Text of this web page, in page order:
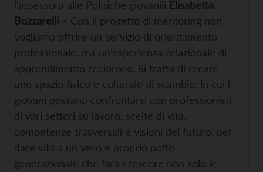
l’assessora alle Politiche giovanili Elisabetta
Bozzarelli – Con il progetto di mentoring non
vogliamo offrire un servizio di orientamento
professionale, ma un’esperienza relazionale di
apprendimento reciproco. Si tratta di creare
uno spazio fisico e culturale di scambio, in cui i
giovani possano confrontarsi con professionisti
di vari settori su lavoro, scelte di vita,
competenze trasversali e visioni del futuro, per
dare vita a un vero e proprio patto
generazionale che farà crescere non solo le